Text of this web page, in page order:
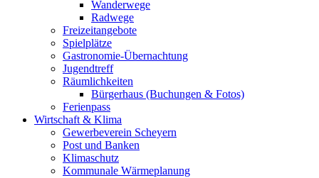
Wanderwege
Radwege
Freizeitangebote
Spielplätze
Gastronomie-Übernachtung
Jugendtreff
Räumlichkeiten
Bürgerhaus (Buchungen & Fotos)
Ferienpass
Wirtschaft & Klima
Gewerbeverein Scheyern
Post und Banken
Klimaschutz
Kommunale Wärmeplanung